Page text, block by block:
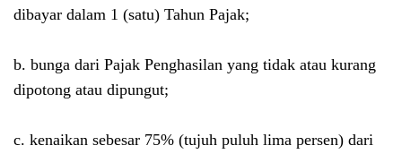
dibayar dalam 1 (satu) Tahun Pajak;
b. bunga dari Pajak Penghasilan yang tidak atau kurang
dipotong atau dipungut;
c. kenaikan sebesar 75% (tujuh puluh lima persen) dari